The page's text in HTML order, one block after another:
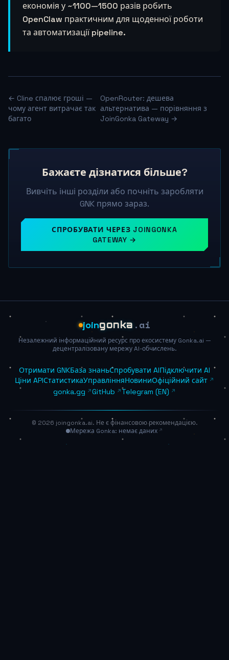
економія у ~1100—1500 разів робить
OpenClaw практичним для щоденної роботи
та автоматизації pipeline.
← Cline спалює гроші —
чому агент витрачає так
багато
OpenRouter: дешева
альтернатива — порівняння з
JoinGonka Gateway →
Бажаєте дізнатися більше?
Вивчіть інші розділи або почніть заробляти
GNK прямо зараз.
СПРОБУВАТИ ЧЕРЕЗ JOINGONKA
GATEWAY →
joingonka .ai
Незалежний інформаційний ресурс про екосистему Gonka.ai —
децентралізовану мережу AI-обчислень.
Отримати GNKБаза знаньСпробувати AIПідключити AI
Ціни APIСтатистикаУправлінняНовиниОфіційний сайт
gonka.gg
GitHub Telegram (EN)
© 2026 joingonka.ai. Не є фінансовою рекомендацією.
Мережа Gonka: немає даних